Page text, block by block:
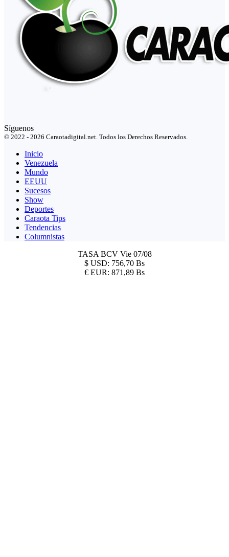
Síguenos
© 2022 - 2026 Caraotadigital.net. Todos los Derechos Reservados.
Inicio
Venezuela
Mundo
EEUU
Sucesos
Show
Deportes
Caraota Tips
Tendencias
Columnistas
TASA BCV Vie 07/08
$ USD: 756,70 Bs
€ EUR: 871,89 Bs